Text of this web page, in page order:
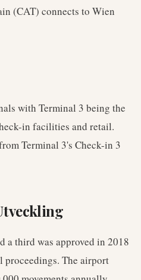
(CAT) connects to Wien
with Terminal 3 being the
in facilities and retail.
Terminal 3's Check-in 3
a third was approved in 2018
proceedings. The airport